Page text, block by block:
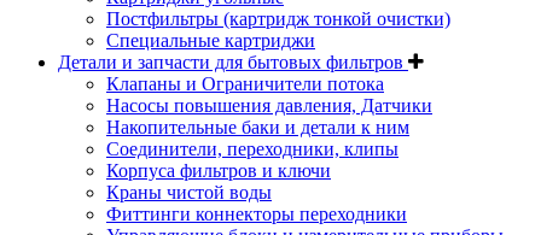
Постфильтры (картридж тонкой очистки)
Специальные картриджи
Детали и запчасти для бытовых фильтров
Клапаны и Ограничители потока
Насосы повышения давления, Датчики
Накопительные баки и детали к ним
Соединители, переходники, клипы
Корпуса фильтров и ключи
Краны чистой воды
Фиттинги коннекторы переходники